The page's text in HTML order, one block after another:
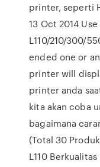
printer, seperti
13 Oct 2014
L110/210/300/
ended one or
printer will
printer anda
kita akan coba
bagaimana
(Total 30
L110